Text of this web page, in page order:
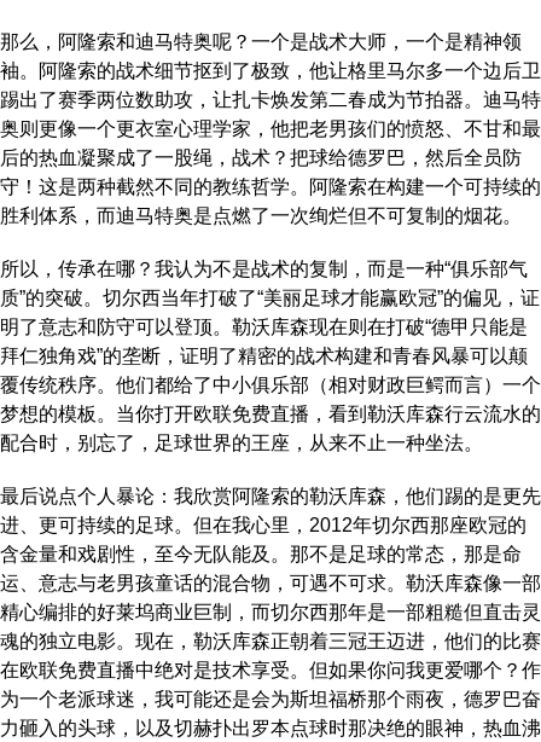
那么，阿隆索和迪马特奥呢？一个是战术大师，一个是精神领
袖。阿隆索的战术细节抠到了极致，他让格里马尔多一个边后卫
踢出了赛季两位数助攻，让扎卡焕发第二春成为节拍器。迪马特
奥则更像一个更衣室心理学家，他把老男孩们的愤怒、不甘和最
后的热血凝聚成了一股绳，战术？把球给德罗巴，然后全员防
守！这是两种截然不同的教练哲学。阿隆索在构建一个可持续的
胜利体系，而迪马特奥是点燃了一次绚烂但不可复制的烟花。
所以，传承在哪？我认为不是战术的复制，而是一种“俱乐部气
质”的突破。切尔西当年打破了“美丽足球才能赢欧冠”的偏见，证
明了意志和防守可以登顶。勒沃库森现在则在打破“德甲只能是
拜仁独角戏”的垄断，证明了精密的战术构建和青春风暴可以颠
覆传统秩序。他们都给了中小俱乐部（相对财政巨鳄而言）一个
梦想的模板。当你打开欧联免费直播，看到勒沃库森行云流水的
配合时，别忘了，足球世界的王座，从来不止一种坐法。
最后说点个人暴论：我欣赏阿隆索的勒沃库森，他们踢的是更先
进、更可持续的足球。但在我心里，2012年切尔西那座欧冠的
含金量和戏剧性，至今无队能及。那不是足球的常态，那是命
运、意志与老男孩童话的混合物，可遇不可求。勒沃库森像一部
精心编排的好莱坞商业巨制，而切尔西那年是一部粗糙但直击灵
魂的独立电影。现在，勒沃库森正朝着三冠王迈进，他们的比赛
在欧联免费直播中绝对是技术享受。但如果你问我更爱哪个？作
为一个老派球迷，我可能还是会为斯坦福桥那个雨夜，德罗巴奋
力砸入的头球，以及切赫扑出罗本点球时那决绝的眼神，热血沸